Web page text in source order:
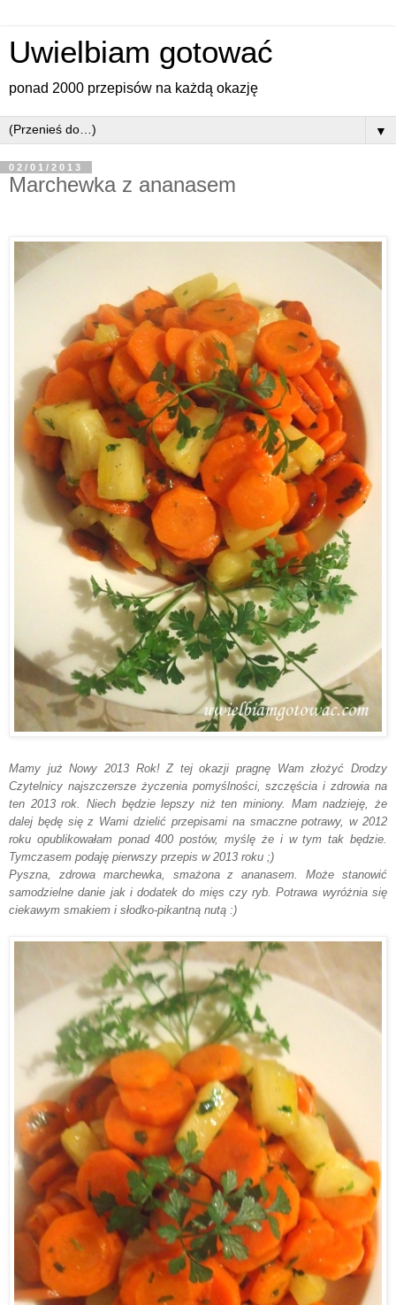
Uwielbiam gotować
ponad 2000 przepisów na każdą okazję
▼
02/01/2013
Marchewka z ananasem
Mamy już Nowy 2013 Rok! Z tej okazji pragnę Wam złożyć Drodzy
Czytelnicy najszczersze życzenia pomyślności, szczęścia i zdrowiana
ten 2013 rok. Niech będzie lepszy niż ten miniony. Mam nadzieję, że
dalej będę się z Wami dzielić przepisami na smaczne potrawy, w2012
roku opublikowałam ponad 400postów, myślę że i w tym tak będzie.
Tymczasem podaję pierwszy przepis w 2013 roku ;)
Pyszna, zdrowa marchewka, smażona z ananasem.Może stanowić
samodzielne danie jak i dodatek do mięs czy ryb. Potrawa wyróżnia się
ciekawym smakiem i słodko-pikantną nutą :)